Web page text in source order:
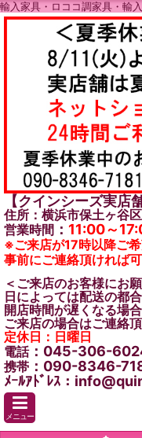
輸入家具・ロココ調家具・輸
【クインシーズ実店舗
住所：横浜市保土ヶ谷
営業時間 ： 11:00～
※ご来店が17時以降ご
事前にご連絡頂ければ
＜ご来店のお客様にお
日によっては配送の都
開店時間が遅くなる場
ご来店の場合はご連絡
定休日：日曜日
電話：045-306-
携帯 ：090-8346-
ﾒｰﾙｱﾄﾞﾚｽ：
メニュー